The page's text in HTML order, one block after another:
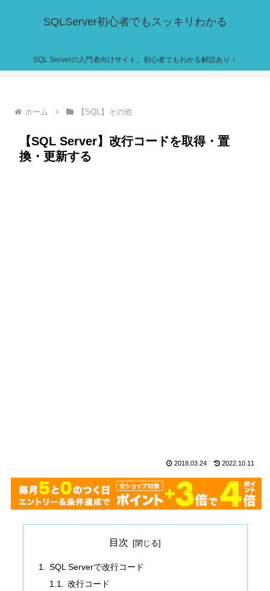
SQLServer初心者でもスッキリわかる
SQL Serverの入門者向けサイト。初心者でもわかる解説あり！
ホーム 【SQL】その他
【SQL Server】改行コードを取得・置
換・更新する
2018.03.24 2022.10.11
目次
SQL Serverで改行コード
改行コード